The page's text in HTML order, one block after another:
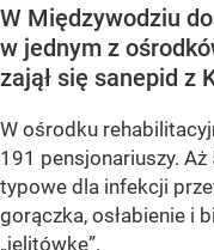
W Międzywodziu
w jednym z
zajął się sanepid z
W ośrodku
191 pensjonariuszy.
typowe dla infekcji
gorączka, osłabienie i
„jelitówkę”.